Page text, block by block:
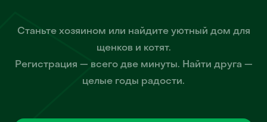
Станьте хозяином или найдите уютный дом для
щенков и котят.
Регистрация — всего две минуты. Найти друга —
целые годы радости.